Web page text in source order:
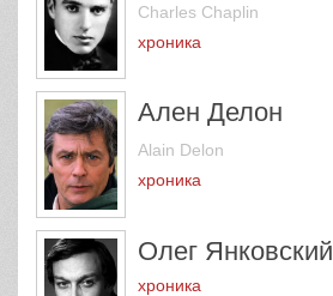
Charles Chaplin
хроника
Ален Делон
Alain Delon
хроника
Олег Янковский
хроника